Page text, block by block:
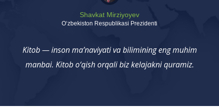
Shavkat Mirziyoyev
Oʻzbekiston Respublikasi Prezidenti
Kitob — inson ma’naviyati va bilimining eng muhim
manbai. Kitob o‘qish orqali biz kelajakni quramiz.